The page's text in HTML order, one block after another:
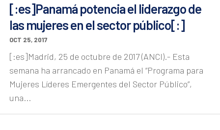
[:es]Panamá potencia el liderazgo de
las mujeres en el sector público[:]
OCT 25, 2017
[:es]Madrid, 25 de octubre de 2017 (ANCI).- Esta
semana ha arrancado en Panamá el “Programa para
Mujeres Líderes Emergentes del Sector Público”,
una...